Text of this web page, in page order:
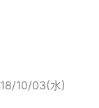
10/03(水)